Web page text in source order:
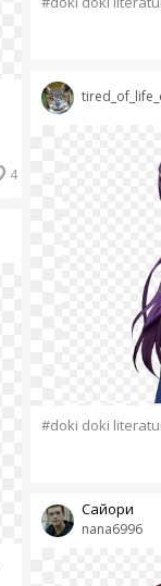
4
#doki doki
nana6996
Сайори